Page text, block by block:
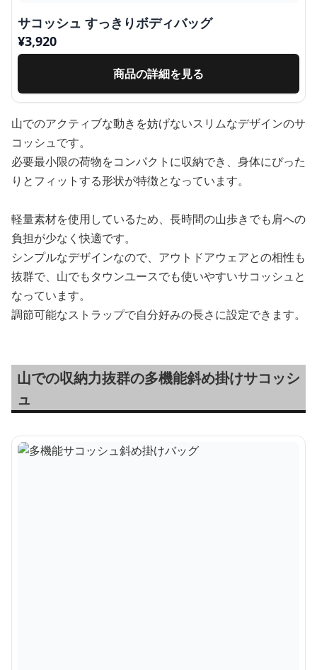
サコッシュ すっきりボディバッグ
¥3,920
商品の詳細を見る
山でのアクティブな動きを妨げないスリムなデザインのサ
コッシュです。
必要最小限の荷物をコンパクトに収納でき、身体にぴった
りとフィットする形状が特徴となっています。
軽量素材を使用しているため、長時間の山歩きでも肩への
負担が少なく快適です。
シンプルなデザインなので、アウトドアウェアとの相性も
抜群で、山でもタウンユースでも使いやすいサコッシュと
なっています。
調節可能なストラップで自分好みの長さに設定できます。
山での収納力抜群の多機能斜め掛けサコッシ
ュ